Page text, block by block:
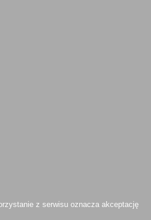
z serwisu oznacza akceptację